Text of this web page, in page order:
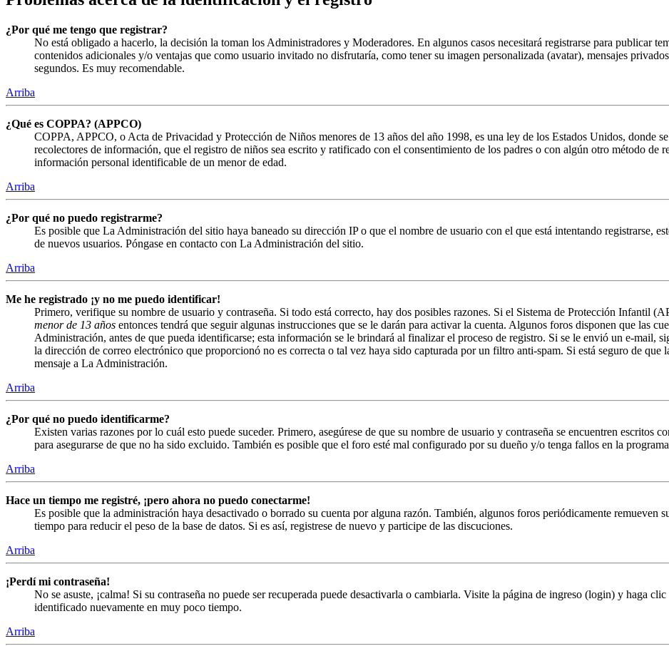
¿Por qué me tengo que registrar?
No está obligado a hacerlo, la decisión la toman los Administradores y Moderadores. En algunos casos necesitará registrarse para publicar
contenidos adicionales y/o ventajas que como usuario invitado no disfrutaría, como tener su imagen personalizada (avatar), mensajes
segundos. Es muy recomendable.
Arriba
¿Qué es COPPA? (APPCO)
COPPA, APPCO, o Acta de Privacidad y Protección de Niños menores de 13 años del año 1998, es una ley de los Estados Unidos, donde
recolectores de información, que el registro de niños sea escrito y ratificado con el consentimiento de los padres o con algún otro método de
información personal identificable de un menor de edad.
Arriba
¿Por qué no puedo registrarme?
Es posible que La Administración del sitio haya baneado su dirección IP o que el nombre de usuario con el que está intentando registrarse,
de nuevos usuarios. Póngase en contacto con La Administración del sitio.
Arriba
Me he registrado ¡y no me puedo identificar!
Primero, verifique su nombre de usuario y contraseña. Si todo está correcto, hay dos posibles razones. Si el Sistema de Protección Infantil
menor de 13 años entonces tendrá que seguir algunas instrucciones que se le darán para activar la cuenta. Algunos foros disponen que las
Administración, antes de que pueda identificarse; esta información se le brindará al finalizar el proceso de registro. Si se le envió un e-mail,
la dirección de correo electrónico que proporcionó no es correcta o tal vez haya sido capturada por un filtro anti-spam. Si está seguro de
mensaje a La Administración.
Arriba
¿Por qué no puedo identificarme?
Existen varias razones por lo cuál esto puede suceder. Primero, asegúrese de que su nombre de usuario y contraseña se encuentren escritos
para asegurarse de que no ha sido excluido. También es posible que el foro esté mal configurado por su dueño y/o tenga fallos en la
Arriba
Hace un tiempo me registré, ¡pero ahora no puedo conectarme!
Es posible que la administración haya desactivado o borrado su cuenta por alguna razón. También, algunos foros periódicamente remueven
tiempo para reducir el peso de la base de datos. Si es así, registrese de nuevo y participe de las discuciones.
Arriba
¡Perdí mi contraseña!
No se asuste, ¡calma! Si su contraseña no puede ser recuperada puede desactivarla o cambiarla. Visite la página de ingreso (login) y haga clic
identificado nuevamente en muy poco tiempo.
Arriba